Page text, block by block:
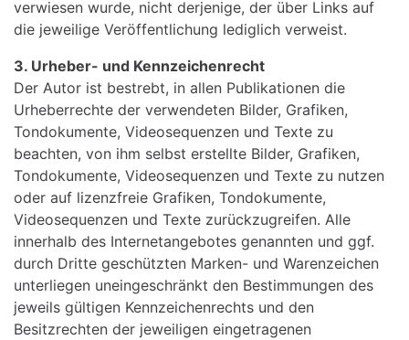
verwiesen wurde, nicht derjenige, der über Links auf
die jeweilige Veröffentlichung lediglich verweist.
3. Urheber- und Kennzeichenrecht
Der Autor ist bestrebt, in allen Publikationen die
Urheberrechte der verwendeten Bilder, Grafiken,
Tondokumente, Videosequenzen und Texte zu
beachten, von ihm selbst erstellte Bilder, Grafiken,
Tondokumente, Videosequenzen und Texte zu nutzen
oder auf lizenzfreie Grafiken, Tondokumente,
Videosequenzen und Texte zurückzugreifen. Alle
innerhalb des Internetangebotes genannten und ggf.
durch Dritte geschützten Marken- und Warenzeichen
unterliegen uneingeschränkt den Bestimmungen des
jeweils gültigen Kennzeichenrechts und den
Besitzrechten der jeweiligen eingetragenen